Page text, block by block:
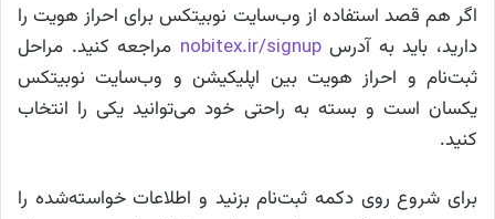
اگر هم قصد استفاده از وب‌سایت نوبیتکس برای احراز هویت را
دارید، باید به آدرسnobitex.ir/signup مراجعه کنید. مراحل
ثبت‌نام و احراز هویت بین اپلیکیشن و وب‌سایت نوبیتکس
یکسان است و بسته به راحتی خود می‌توانید یکی را انتخاب
کنید.
برای شروع روی دکمه ثبت‌نام بزنید و اطلاعات خواسته‌شده را